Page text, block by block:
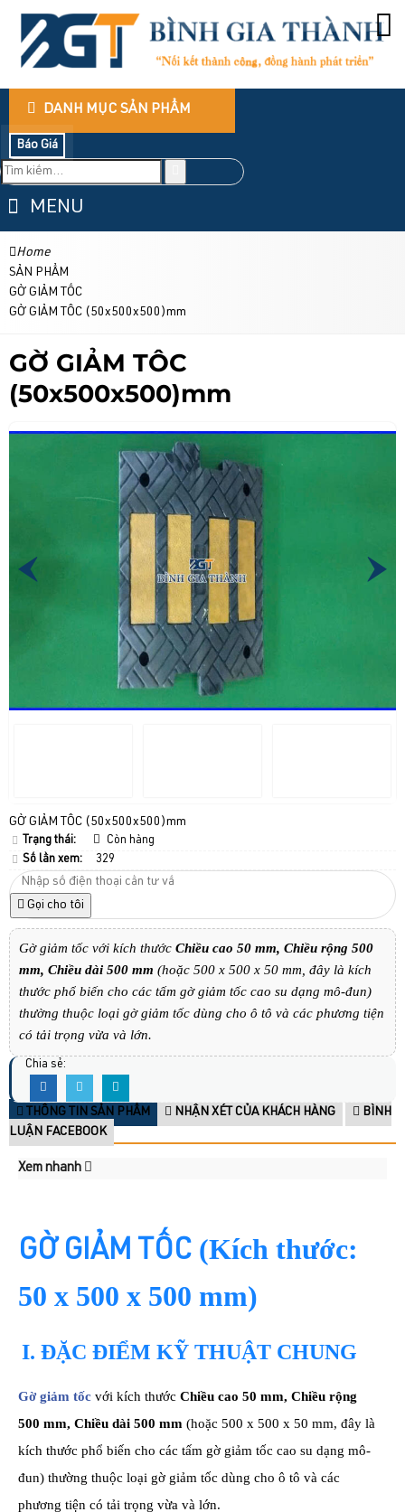
DANH MỤC SẢN PHẨM
Báo Giá
MENU
Home
SẢN PHẨM
GỜ GIẢM TỐC
GỜ GIẢM TÔC (50x500x500)mm
GỜ GIẢM TÔC
(50x500x500)mm
GỜ GIẢM TÔC (50x500x500)mm
Trạng thái:
Còn hàng
Số lần xem:
329
Gọi cho tôi
Gờ giảm tốc với kích thước Chiều cao 50 mm, Chiều rộng 500
mm, Chiều dài 500 mm (hoặc 500 x 500 x 50 mm, đây là kích
thước phổ biến cho các tấm gờ giảm tốc cao su dạng mô-đun)
thường thuộc loại gờ giảm tốc dùng cho ô tô và các phương tiện
có tải trọng vừa và lớn.
Chia sẻ:
THÔNG TIN SẢN PHẨM NHẬN XÉT CỦA KHÁCH HÀNG
BÌNH
LUẬN FACEBOOK
Xem nhanh
GỜ GIẢM TỐC (Kích thước:
50 x 500 x 500 mm)
I. ĐẶC ĐIỂM KỸ THUẬT CHUNG
Gờ giảm tốc với kích thước Chiều cao 50 mm, Chiều rộng
500 mm, Chiều dài 500 mm (hoặc 500 x 500 x 50 mm, đây là
kích thước phổ biến cho các tấm gờ giảm tốc cao su dạng mô-
đun) thường thuộc loại gờ giảm tốc dùng cho ô tô và các
phương tiện có tải trọng vừa và lớn.